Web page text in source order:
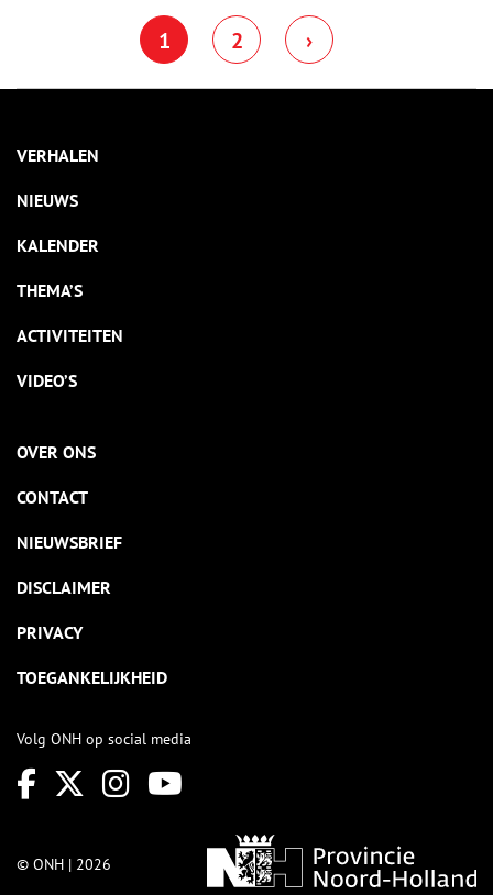
1 2 ›
VERHALEN
NIEUWS
KALENDER
THEMA’S
ACTIVITEITEN
VIDEO’S
OVER ONS
CONTACT
NIEUWSBRIEF
DISCLAIMER
PRIVACY
TOEGANKELIJKHEID
Volg ONH op social media
© ONH | 2026